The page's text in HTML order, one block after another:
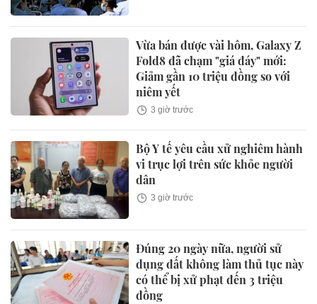
Vừa bán được vài hôm, Galaxy Z
Fold8 đã chạm "giá đáy" mới:
Giảm gần 10 triệu đồng so với
niêm yết
3 giờ trước
Bộ Y tế yêu cầu xử nghiêm hành
vi trục lợi trên sức khỏe người
dân
3 giờ trước
Đúng 20 ngày nữa, người sử
dụng đất không làm thủ tục này
có thể bị xử phạt đến 3 triệu
đồng